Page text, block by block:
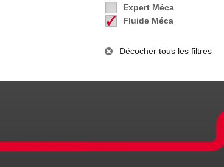
Expert Méca
Fluide Méca
Décocher tous les filtres